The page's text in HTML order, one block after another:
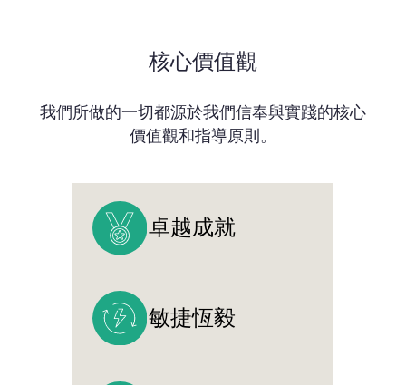
核心價值觀
我們所做的一切都源於我們信奉與實踐的核心
價值觀和指導原則。
卓越成就
敏捷恆毅